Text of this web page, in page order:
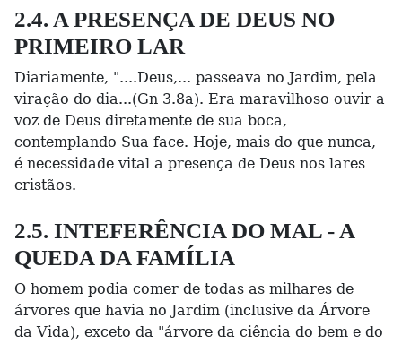
2.4. A PRESENÇA DE DEUS NO
PRIMEIRO LAR
Diariamente, "....Deus,... passeava no Jardim, pela
viração do dia...(Gn 3.8a). Era maravilhoso ouvir a
voz de Deus diretamente de sua boca,
contemplando Sua face. Hoje, mais do que nunca,
é necessidade vital a presença de Deus nos lares
cristãos.
2.5. INTEFERÊNCIA DO MAL - A
QUEDA DA FAMÍLIA
O homem podia comer de todas as milhares de
árvores que havia no Jardim (inclusive da Árvore
da Vida), exceto da "árvore da ciência do bem e do